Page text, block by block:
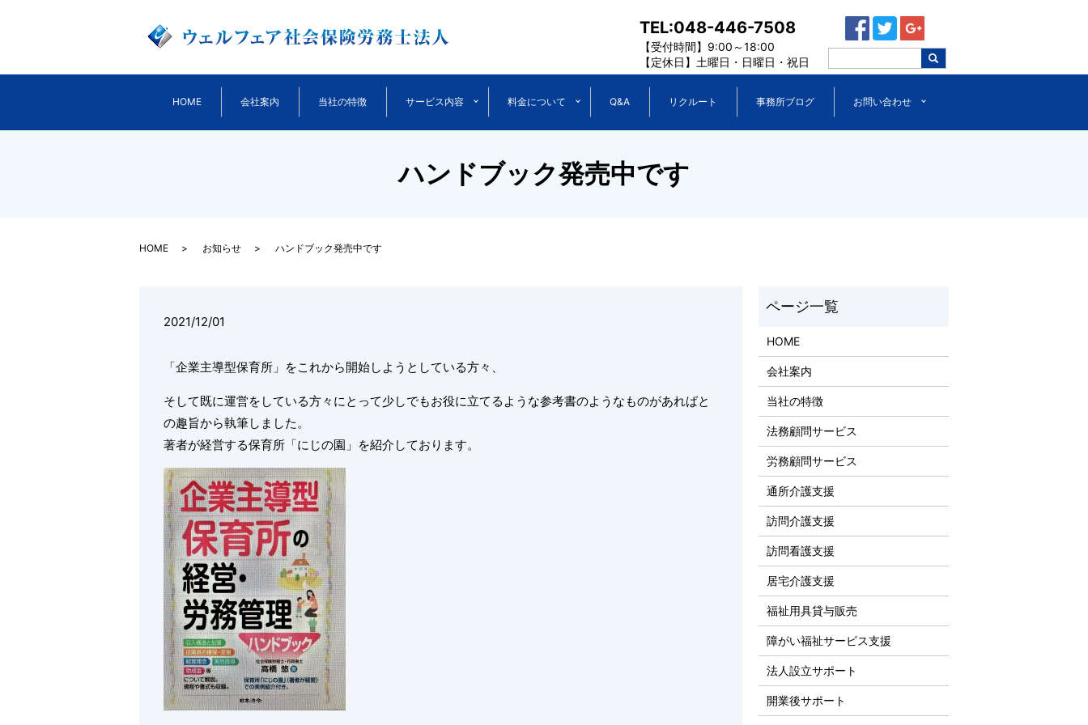
HOME 会社案内 当社の特徴 サービス内容 料金について Q&A リクルート 事務所ブログ お問い合わせ
TEL:048-446-7508
【受付時間】9:00～18:00
【定休日】土曜日・日曜日・祝日
ハンドブック発売中です
HOME お知らせ ハンドブック発売中です
2021/12/01
「企業主導型保育所」をこれから開始しようとしている方々、
そして既に運営をしている方々にとって少しでもお役に立てるような参考書のようなものがあればと
の趣旨から執筆しました。
著者が経営する保育所「にじの園」を紹介しております。
HOME
会社案内
当社の特徴
法務顧問サービス
労務顧問サービス
通所介護支援
訪問介護支援
訪問看護支援
居宅介護支援
福祉用具貸与販売
障がい福祉サービス支援
法人設立サポート
開業後サポート